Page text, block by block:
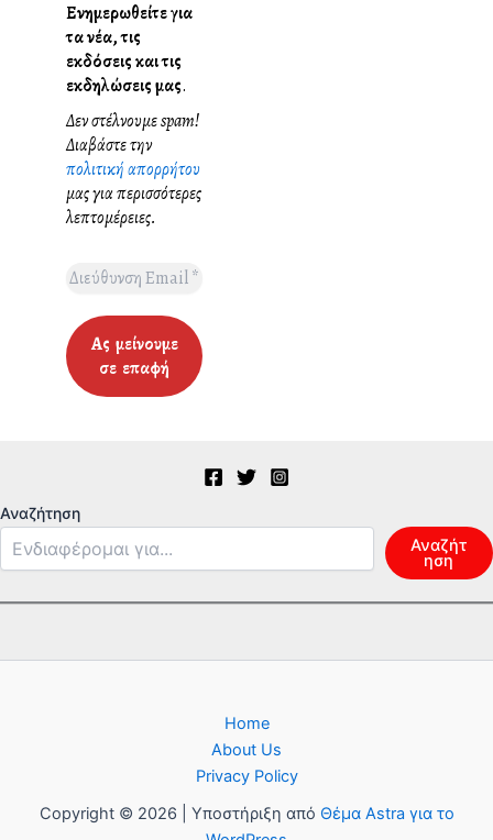
Ενημερωθείτε για
τα νέα, τις
εκδόσεις και τις
εκδηλώσεις μας.
Δεν στέλνουμε spam!
Διαβάστε την
πολιτική απορρήτου
μας για περισσότερες
λεπτομέρειες.
Αναζήτηση
Αναζήτ
ηση
Home
About Us
Privacy Policy
Copyright © 2026 | Υποστήριξη από Θέμα Astra για το